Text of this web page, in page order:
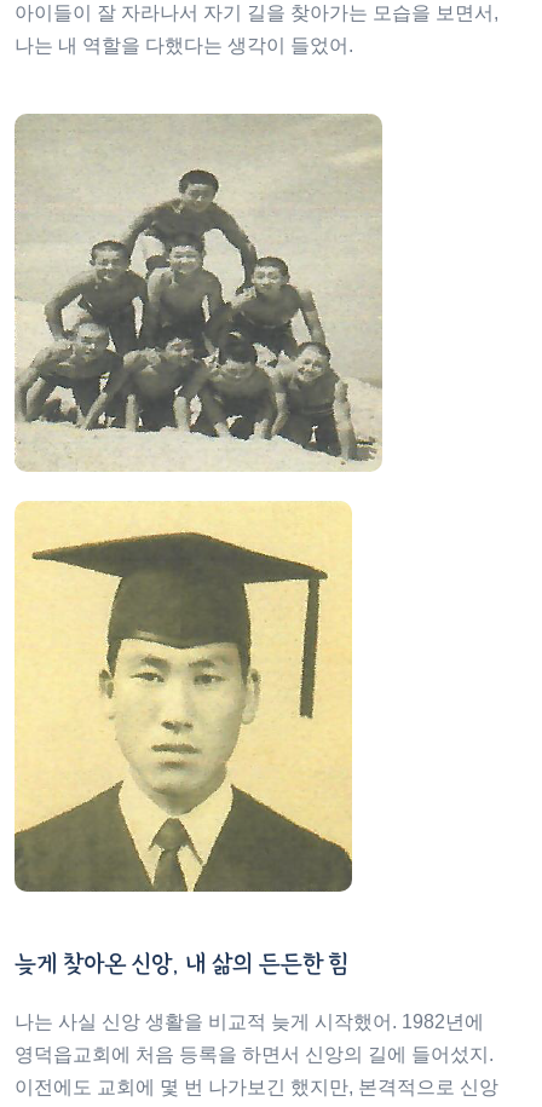
아이들이 잘 자라나서 자기 길을 찾아가는 모습을 보면서,
나는 내 역할을 다했다는 생각이 들었어.
늦게 찾아온 신앙, 내 삶의 든든한 힘
나는 사실 신앙 생활을 비교적 늦게 시작했어. 1982년에
영덕읍교회에 처음 등록을 하면서 신앙의 길에 들어섰지.
이전에도 교회에 몇 번 나가보긴 했지만, 본격적으로 신앙